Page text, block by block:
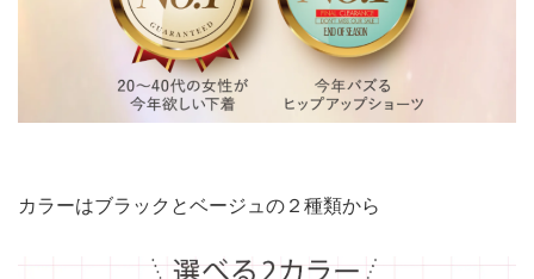
カラーはブラックとベージュの２種類から